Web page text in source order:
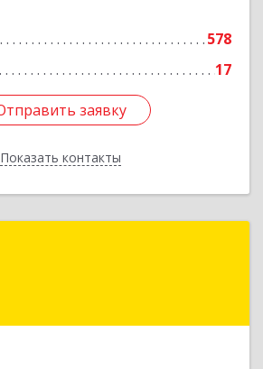
578
17
заявку
Показать контакты
Подробнее
заявку
Назад
край, Владивосток г,